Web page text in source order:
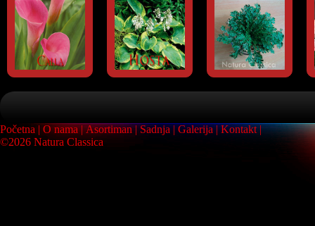
Početna O nama Asortiman Sadnja Galerija
Kontakt
©2026 Natura Classica